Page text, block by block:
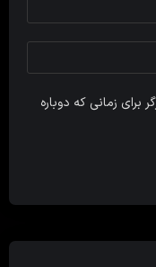
برای زمانی که دوباره